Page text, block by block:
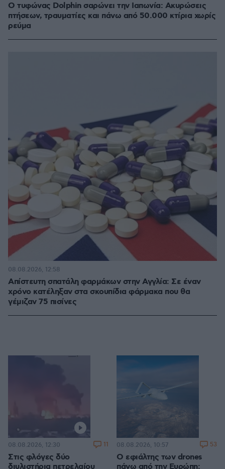
Ο τυφώνας Dolphin σαρώνει την Ιαπωνία: Ακυρώσεις
πτήσεων, τραυματίες και πάνω από 50.000 κτίρια χωρίς
ρεύμα
Απίστευτη σπατάλη φαρμάκων στην Αγγλία: Σε έναν
χρόνο κατέληξαν στα σκουπίδια φάρμακα που θα
γέμιζαν 75 πισίνες
08.08.2026, 12:58
Στις φλόγες δύο
διυλιστήρια πετρελαίου
08.08.2026, 12:30 11
Ο εφιάλτης των drones
πάνω από την Ευρώπη:
08.08.2026, 10:57 53